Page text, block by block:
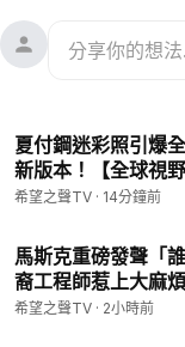
内容提要：
08:33日本自衛隊明
11:33輝達Blackwell
12:49警惕新騙局，
💟捐助我們 ►
🌻🎈尊敬的觀眾朋友
們於聯繫您：
夏付鋼迷彩照引爆
新版本！【全球視野
希望之聲TV · 14分鐘前
馬斯克重磅發聲「
裔工程師惹上大麻
希望之聲TV · 2小時前